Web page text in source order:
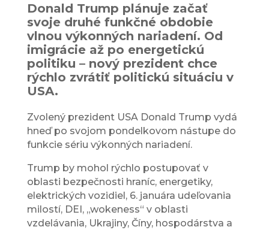
Donald Trump plánuje začať
svoje druhé funkčné obdobie
vlnou výkonných nariadení. Od
imigrácie až po energetickú
politiku – nový prezident chce
rýchlo zvrátiť politickú situáciu v
USA.
Zvolený prezident USA Donald Trump vydá
hneď po svojom pondelkovom nástupe do
funkcie sériu výkonných nariadení.
Trump by mohol rýchlo postupovať v
oblasti bezpečnosti hraníc, energetiky,
elektrických vozidiel, 6. januára udeľovania
milostí, DEI, „wokeness“ v oblasti
vzdelávania, Ukrajiny, Číny, hospodárstva a